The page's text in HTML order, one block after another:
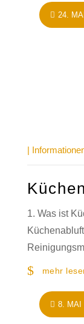
24.
|
1. Was ist
mehr
8. MAI